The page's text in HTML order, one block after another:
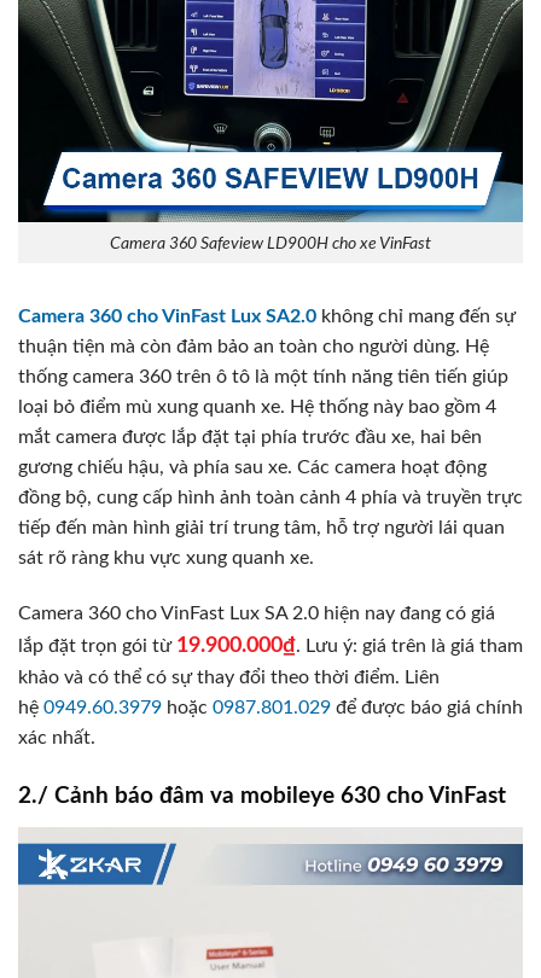
Camera 360 Safeview LD900H cho xe VinFast
Camera 360 cho VinFast Lux SA2.0 không chỉ mang đến sự
thuận tiện mà còn đảm bảo an toàn cho người dùng. Hệ
thống camera 360 trên ô tô là một tính năng tiên tiến giúp
loại bỏ điểm mù xung quanh xe. Hệ thống này bao gồm 4
mắt camera được lắp đặt tại phía trước đầu xe, hai bên
gương chiếu hậu, và phía sau xe. Các camera hoạt động
đồng bộ, cung cấp hình ảnh toàn cảnh 4 phía và truyền trực
tiếp đến màn hình giải trí trung tâm, hỗ trợ người lái quan
sát rõ ràng khu vực xung quanh xe.
Camera 360 cho VinFast Lux SA 2.0 hiện nay đang có giá
lắp đặt trọn gói từ 19.900.000₫. Lưu ý: giá trên là giá tham
khảo và có thể có sự thay đổi theo thời điểm. Liên
hệ 0949.60.3979 hoặc 0987.801.029 để được báo giá chính
xác nhất.
2./ Cảnh báo đâm va mobileye 630 cho VinFast